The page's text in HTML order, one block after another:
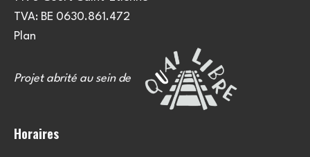
TVA: BE 0630.861.472
Plan
Projet abrité au sein de
Horaires